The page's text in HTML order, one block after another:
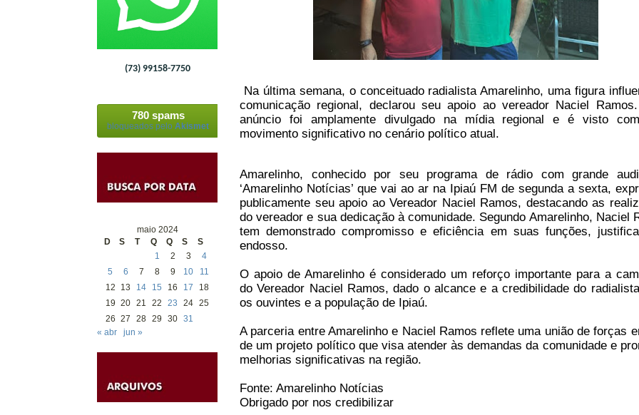
(73) 99158-7750
780 spams
bloqueados pelo Akismet
maio 2024
D
S T Q Q S
S
1
2 3
4
5
6 7 8 9 10
11
12
13 14 15 16 17
18
19 20 21 22 23 24 25
26 27 28 29 30 31
« abr
jun »
Na última semana, o conceituado radialista Amarelinho, uma figura
comunicação regional, declarou seu apoio ao vereador Naciel
anúncio foi amplamente divulgado na mídia regional e é visto
movimento significativo no cenário político atual.
Amarelinho, conhecido por seu programa de rádio com grande
‘Amarelinho Notícias’ que vai ao ar na Ipiaú FM de segunda a sexta,
publicamente seu apoio ao Vereador Naciel Ramos, destacando as
do vereador e sua dedicação à comunidade. Segundo Amarelinho, Naciel
tem demonstrado compromisso e eficiência em suas funções,
endosso.
O apoio de Amarelinho é considerado um reforço importante para a
do Vereador Naciel Ramos, dado o alcance e a credibilidade do
os ouvintes e a população de Ipiaú.
A parceria entre Amarelinho e Naciel Ramos reflete uma união de forças
de um projeto político que visa atender às demandas da comunidade e
melhorias significativas na região.
Fonte: Amarelinho Notícias
Obrigado por nos credibilizar